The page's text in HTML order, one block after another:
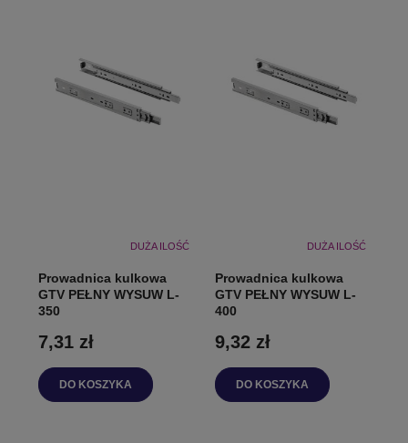
DUŻA ILOŚĆ
Prowadnica kulkowa
GTV PEŁNY WYSUW L-
350
7,31 zł
DO KOSZYKA
DUŻA ILOŚĆ
Prowadnica kulkowa
GTV PEŁNY WYSUW L-
400
9,32 zł
DO KOSZYKA